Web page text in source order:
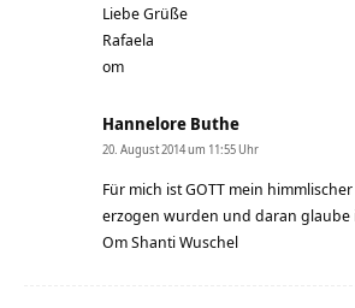
Liebe Grüße
Rafaela
om
Hannelore Buthe
20. August 2014 um 11:55 Uhr
Für mich ist GOTT mein himmlischer
erzogen wurden und daran glaube
Om Shanti Wuschel